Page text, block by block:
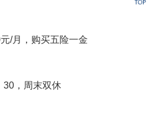
/月，购买五险一金
30，周末双休